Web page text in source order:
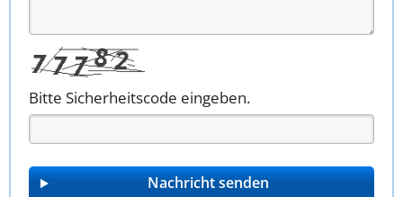
Bitte Sicherheitscode eingeben.